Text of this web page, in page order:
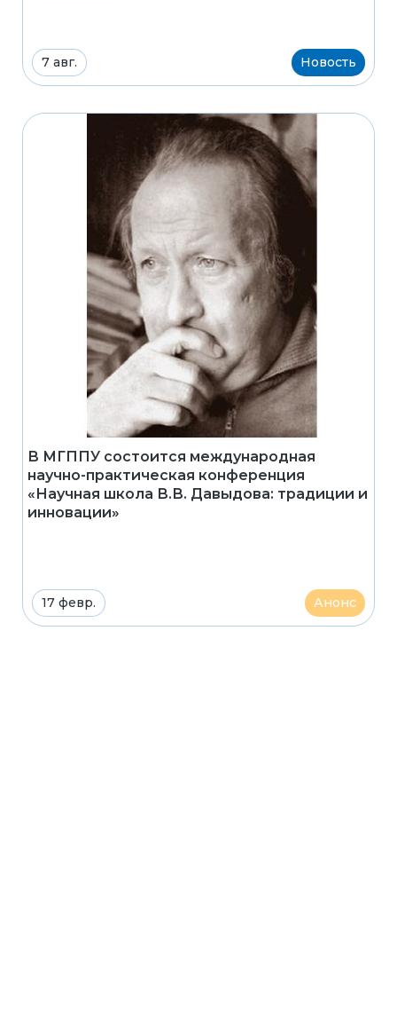
7 авг. Новость
В МГППУ состоится международная
научно-практическая конференция
«Научная школа В.В. Давыдова: традиции и
инновации»
17 февр. Анонс